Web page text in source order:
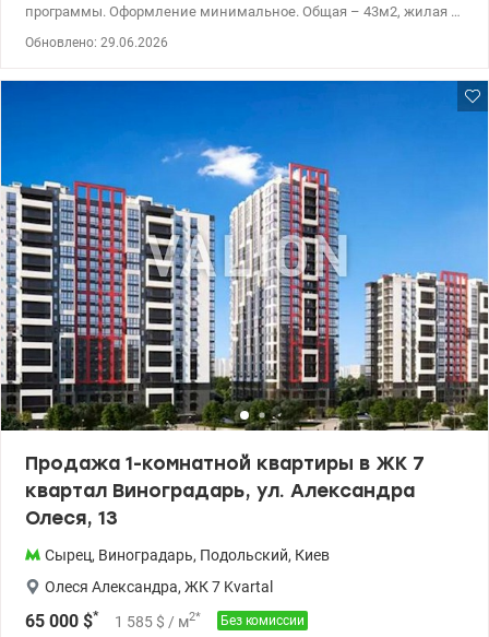
программы. Оформление минимальное. Общая – 43м2, жилая –
Предлагается 1к в новом ЖК Седьмой Квартал по ул.
невероятные обзорные характеристики; * удобная планировка -
комната + кухня-гостиная; * установлены счетчики на воду,
отопление и электроэнергию. Есть разные этажи Видеообзор
квартиры по запросу Анастасия 0932311808 valion.ua/1153111
Цена: 74500 у.е
Обновлено: 29.06.2026
Продажа 1-комнатной квартиры в ЖК 7
квартал Виноградарь, ул. Александра
Олеся, 13
Сырец, Виноградарь, Подольский, Киев
Олеся Александра, ЖК 7 Kvartal
65 000 $* 1 585 $ / м2* Без комиссии